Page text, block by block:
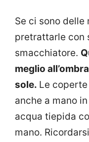
Se ci sono
pretrattarle con
smacchiatore.
meglio
sole. Le
anche a mano
acqua tiepida
mano.